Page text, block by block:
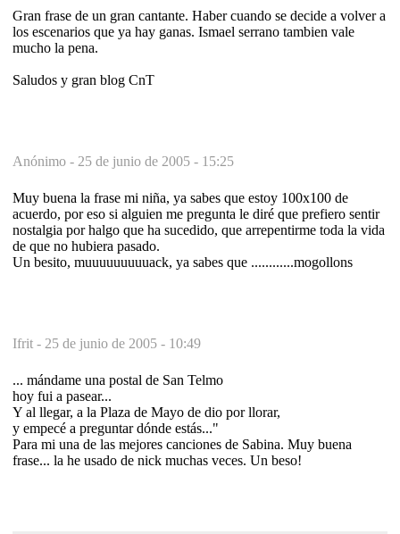
Gran frase de un gran cantante. Haber cuando se decide a volver a
los escenarios que ya hay ganas. Ismael serrano tambien vale
mucho la pena.
Saludos y gran blog CnT
Anónimo - 25 de junio de 2005 - 15:25
Muy buena la frase mi niña, ya sabes que estoy 100x100 de
acuerdo, por eso si alguien me pregunta le diré que prefiero sentir
nostalgia por halgo que ha sucedido, que arrepentirme toda la vida
de que no hubiera pasado.
Un besito, muuuuuuuuuack, ya sabes que ............mogollons
Ifrit - 25 de junio de 2005 - 10:49
... mándame una postal de San Telmo
hoy fui a pasear...
Y al llegar, a la Plaza de Mayo de dio por llorar,
y empecé a preguntar dónde estás..."
Para mi una de las mejores canciones de Sabina. Muy buena
frase... la he usado de nick muchas veces. Un beso!